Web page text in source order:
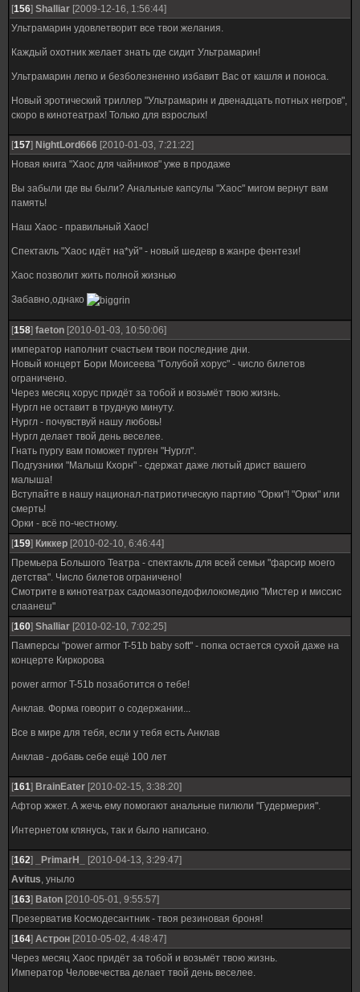
[156] Shalliar [2009-12-16, 1:56:44]
Ультрамарин удовлетворит все твои желания.
Каждый охотник желает знать где сидит Ультрамарин!
Ультрамарин легко и безболезненно избавит Вас от кашля и поноса.
Новый эротический триллер "Ультрамарин и двенадцать потных негров",
скоро в кинотеатрах! Только для взрослых!
[157] NightLord666 [2010-01-03, 7:21:22]
Новая книга "Хаос для чайников" уже в продаже
Вы забыли где вы были? Анальные капсулы "Хаос" мигом вернут вам
память!
Наш Хаос - правильный Хаос!
Спектакль "Хаос идёт на*уй" - новый шедевр в жанре фентези!
Хаос позволит жить полной жизнью
Забавно,однако
[158] faeton [2010-01-03, 10:50:06]
император наполнит счастьем твои последние дни.
Новый концерт Бори Моисеева "Голубой хорус" - число билетов
ограничено.
Через месяц хорус придёт за тобой и возьмёт твою жизнь.
Нургл не оставит в трудную минуту.
Нургл - почувствуй нашу любовь!
Нургл делает твой день веселее.
Гнать пургу вам поможет пурген "Нургл".
Подгузники "Малыш Кхорн" - сдержат даже лютый дрист вашего
малыша!
Вступайте в нашу национал-патриотическую партию "Орки"! "Орки" или
смерть!
Орки - всё по-честному.
[159] Киккер [2010-02-10, 6:46:44]
Премьера Большого Театра - спектакль для всей семьи "фарсир моего
детства". Число билетов ограничено!
Смотрите в кинотеатрах садомазопедофилокомедию "Мистер и миссис
слаанеш"
[160] Shalliar [2010-02-10, 7:02:25]
Памперсы "power armor T-51b baby soft" - попка остается сухой даже на
концерте Киркорова
power armor T-51b позаботится о тебе!
Анклав. Форма говорит о содержании...
Все в мире для тебя, если у тебя есть Анклав
Анклав - добавь себе ещё 100 лет
[161] BrainEater [2010-02-15, 3:38:20]
Афтор жжет. А жечь ему помогают анальные пилюли "Гудермерия".
Интернетом клянусь, так и было написано.
[162] _PrimarH_
[2010-04-13, 3:29:47]
Avitus, уныло
[163] Baton [2010-05-01, 9:55:57]
Презерватив Космодесантник - твоя резиновая броня!
[164] Астрон [2010-05-02, 4:48:47]
Через месяц Хаос придёт за тобой и возьмёт твою жизнь.
Император Человечества делает твой день веселее.